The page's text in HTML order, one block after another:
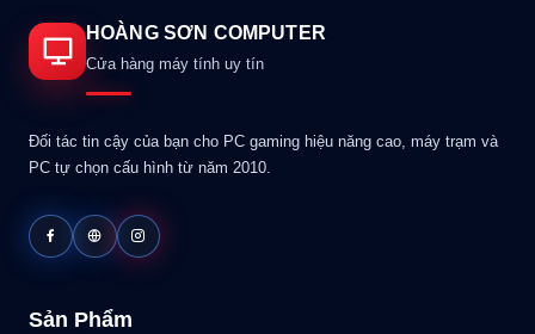
HOÀNG SƠN COMPUTER
Cửa hàng máy tính uy tín
Đối tác tin cậy của bạn cho PC gaming hiệu năng cao, máy trạm và
PC tự chọn cấu hình từ năm 2010.
Sản Phẩm